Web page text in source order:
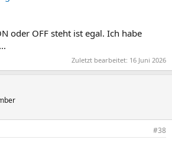
oder OFF steht ist egal. Ich habe
Zuletzt bearbeitet: 16 Juni 2026
#38